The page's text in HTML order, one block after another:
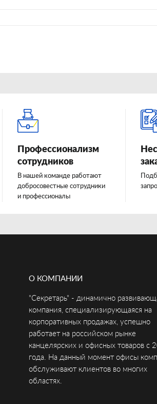
Профессионализм
сотрудников
В нашей команде работают
добросовестные сотрудники
и профессионалы
О КОМПАНИИ
"Секретарь" - динамично
компания, специализирующаяся на
корпоративных продажах, успешно
работает на российском рынке
канцелярских и офисных товаров с
года. На данный момент офисы
обслуживают клиентов во многих
областях.